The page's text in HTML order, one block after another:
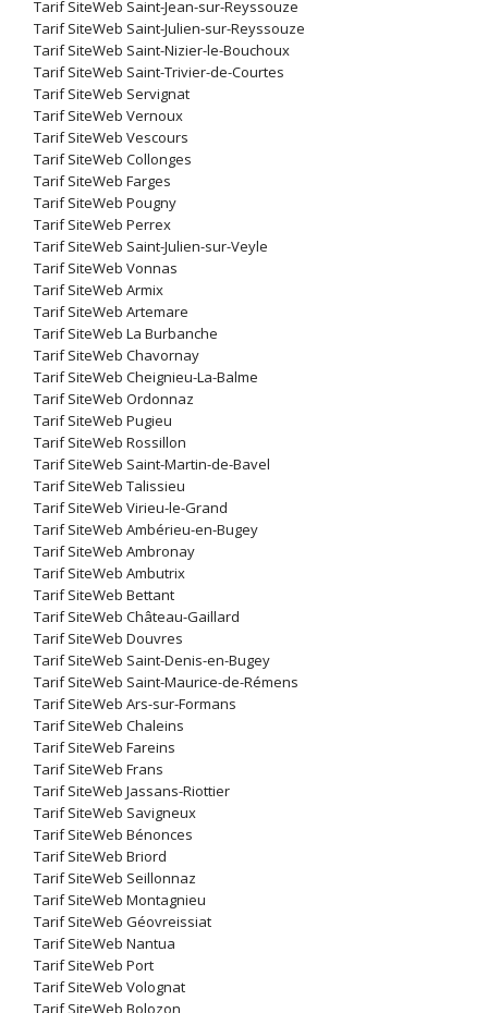
Tarif SiteWeb Saint-Jean-sur-Reyssouze
Tarif SiteWeb Saint-Julien-sur-Reyssouze
Tarif SiteWeb Saint-Nizier-le-Bouchoux
Tarif SiteWeb Saint-Trivier-de-Courtes
Tarif SiteWeb Servignat
Tarif SiteWeb Vernoux
Tarif SiteWeb Vescours
Tarif SiteWeb Collonges
Tarif SiteWeb Farges
Tarif SiteWeb Pougny
Tarif SiteWeb Perrex
Tarif SiteWeb Saint-Julien-sur-Veyle
Tarif SiteWeb Vonnas
Tarif SiteWeb Armix
Tarif SiteWeb Artemare
Tarif SiteWeb La Burbanche
Tarif SiteWeb Chavornay
Tarif SiteWeb Cheignieu-La-Balme
Tarif SiteWeb Ordonnaz
Tarif SiteWeb Pugieu
Tarif SiteWeb Rossillon
Tarif SiteWeb Saint-Martin-de-Bavel
Tarif SiteWeb Talissieu
Tarif SiteWeb Virieu-le-Grand
Tarif SiteWeb Ambérieu-en-Bugey
Tarif SiteWeb Ambronay
Tarif SiteWeb Ambutrix
Tarif SiteWeb Bettant
Tarif SiteWeb Château-Gaillard
Tarif SiteWeb Douvres
Tarif SiteWeb Saint-Denis-en-Bugey
Tarif SiteWeb Saint-Maurice-de-Rémens
Tarif SiteWeb Ars-sur-Formans
Tarif SiteWeb Chaleins
Tarif SiteWeb Fareins
Tarif SiteWeb Frans
Tarif SiteWeb Jassans-Riottier
Tarif SiteWeb Savigneux
Tarif SiteWeb Bénonces
Tarif SiteWeb Briord
Tarif SiteWeb Seillonnaz
Tarif SiteWeb Montagnieu
Tarif SiteWeb Géovreissiat
Tarif SiteWeb Nantua
Tarif SiteWeb Port
Tarif SiteWeb Volognat
Tarif SiteWeb Bolozon